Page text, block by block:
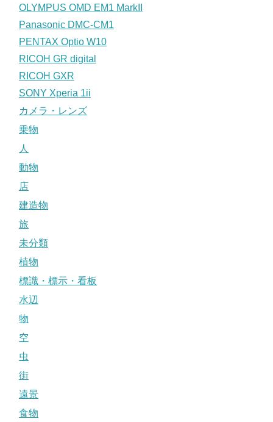
OLYMPUS OMD EM1 MarkII
Panasonic DMC-CM1
PENTAX Optio W10
RICOH GR digital
RICOH GXR
SONY Xperia 1ii
カメラ・レンズ
乗物
人
動物
店
建造物
旅
未分類
植物
標識・標示・看板
水辺
物
空
虫
街
遠景
食物